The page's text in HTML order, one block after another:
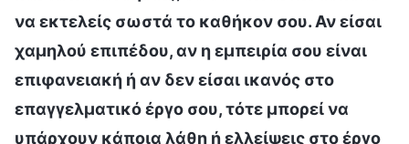
να εκτελείς σωστά το καθήκον σου. Αν είσαι
χαμηλού επιπέδου, αν η εμπειρία σου είναι
επιφανειακή ή αν δεν είσαι ικανός στο
επαγγελματικό έργο σου, τότε μπορεί να
υπάρχουν κάποια λάθη ή ελλείψεις στο έργο